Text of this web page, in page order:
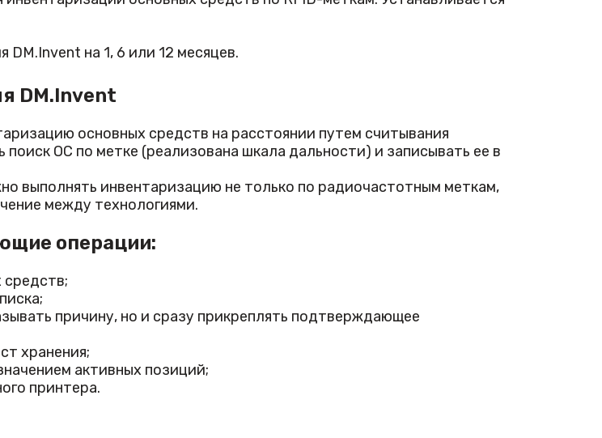
на 1, 6 или 12 месяцев.
DM.Invent
основных средств на расстоянии путем считывания
ОС по метке (реализована шкала дальности) и записывать ее в
выполнять инвентаризацию не только по радиочастотным меткам,
между технологиями.
операции:
причину, но и сразу прикреплять подтверждающее
хранения;
активных позиций;
принтера.